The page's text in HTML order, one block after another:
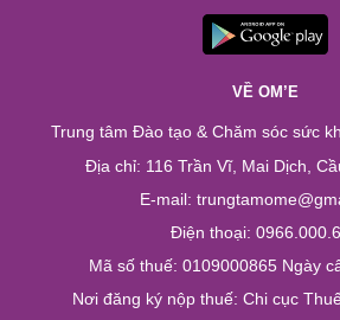
VỀ OM’E
Trung tâm Đào tạo & Chăm sóc sức
Địa chỉ: 116 Trần Vĩ, Mai Dịch,
E-mail:
Điện thoại:
Mã số thuế: 0109000865 Ngày
Nơi đăng ký nộp thuế: Chi cục